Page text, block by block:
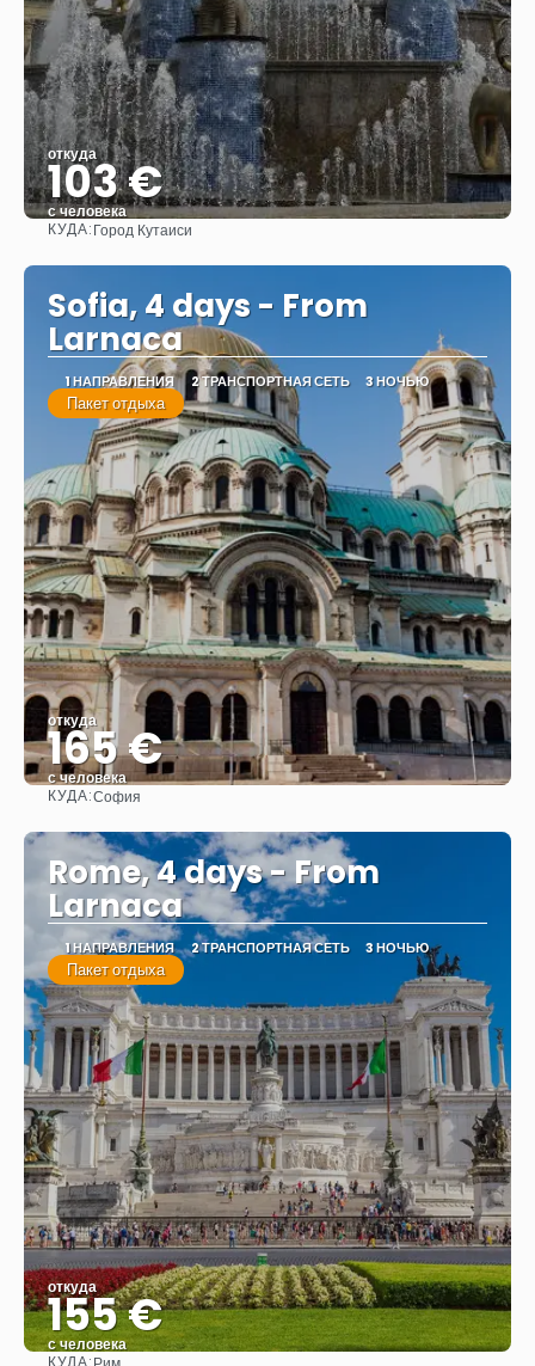
откуда
103 €
с человека
КУДА:Город Кутаиси
Sofia, 4 days - From
Larnaca
1 НАПРАВЛЕНИЯ 2 ТРАНСПОРТНАЯ СЕТЬ 3 НОЧЬЮ
Пакет отдыха
откуда
165 €
с человека
КУДА:София
Rome, 4 days - From
Larnaca
1 НАПРАВЛЕНИЯ 2 ТРАНСПОРТНАЯ СЕТЬ 3 НОЧЬЮ
Пакет отдыха
откуда
155 €
с человека